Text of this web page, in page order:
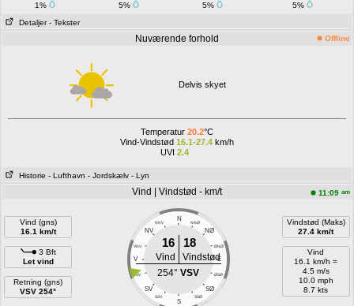
1%
5% 5%
5%
Detaljer - Tekster
Nuværende forhold Offline
Delvis skyet
Temperatur 20.2°C
Vind-Vindstød 16.1-27.4km/h
UVI 2.4
Historie - Lufthavn - Jordskælv - Lyn
Vind | Vindstød - km/t 11:09 am
Vind (gns)
16.1 km/t
3 Bft
Let vind
Retning (gns)
VSV 254°
N
NNV NNØ
NV NØ
VNV ØNØ
V E
VSV ØSØ
SV SØ
SSV SSØ
S
16 18
Vind
Vindstød
254°VSV
Vindstød (Maks)
27.4 km/t
Vind
16.1 km/h =
4.5 m/s
10.0 mph
8.7 kts